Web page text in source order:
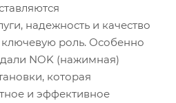
надежность и качество
роль. Особенно
NOK (нажимная)
которая
и эффективное